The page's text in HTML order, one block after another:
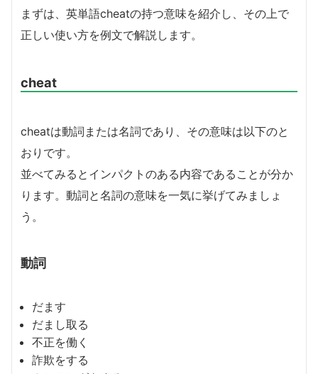
まずは、英単語cheatの持つ意味を紹介し、その上で
正しい使い方を例文で解説します。
cheat
cheatは動詞または名詞であり、その意味は以下のと
おりです。
並べてみるとインパクトのある内容であることが分か
ります。動詞と名詞の意味を一気に挙げてみましょ
う。
動詞
だます
だまし取る
不正を働く
詐欺をする